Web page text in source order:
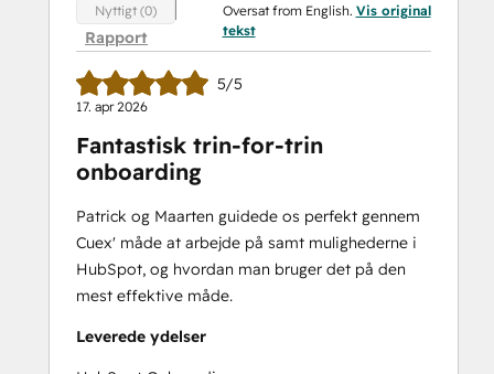
Nyttigt (0)
Rapport
Oversat from English. Vis original
tekst
5/5
17. apr 2026
Fantastisk trin-for-trin
onboarding
Patrick og Maarten guidede os perfekt gennem
Cuex' måde at arbejde på samt mulighederne i
HubSpot, og hvordan man bruger det på den
mest effektive måde.
Leverede ydelser